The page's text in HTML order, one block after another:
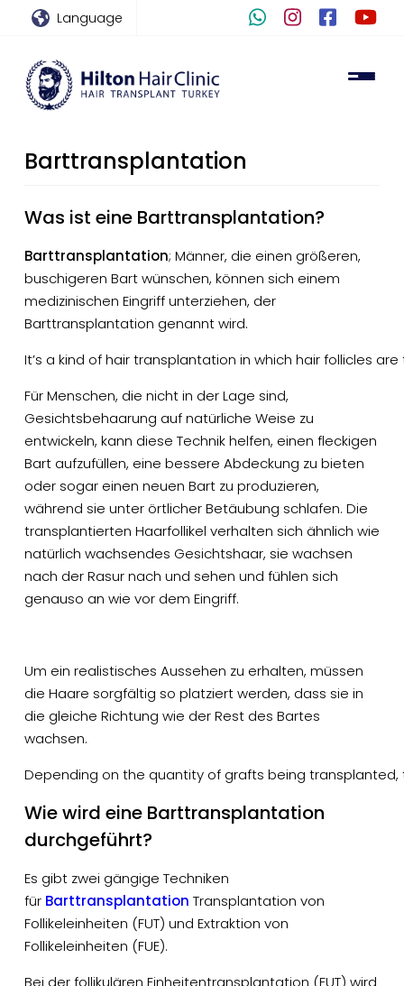
Language
Barttransplantation
Was ist eine Barttransplantation?
Barttransplantation; Männer, die einen größeren,
buschigeren Bart wünschen, können sich einem
medizinischen Eingriff unterziehen, der
Barttransplantation genannt wird.
It’s a kind of hair transplantation in which hair follicles
Für Menschen, die nicht in der Lage sind,
Gesichtsbehaarung auf natürliche Weise zu
entwickeln, kann diese Technik helfen, einen fleckigen
Bart aufzufüllen, eine bessere Abdeckung zu bieten
oder sogar einen neuen Bart zu produzieren,
während sie unter örtlicher Betäubung schlafen. Die
transplantierten Haarfollikel verhalten sich ähnlich wie
natürlich wachsendes Gesichtshaar, sie wachsen
nach der Rasur nach und sehen und fühlen sich
genauso an wie vor dem Eingriff.
Um ein realistisches Aussehen zu erhalten, müssen
die Haare sorgfältig so platziert werden, dass sie in
die gleiche Richtung wie der Rest des Bartes
wachsen.
Depending on the quantity of grafts being
Wie wird eine Barttransplantation
durchgeführt?
Es gibt zwei gängige Techniken
für Barttransplantation Transplantation von
Follikeleinheiten (FUT) und Extraktion von
Follikeleinheiten (FUE).